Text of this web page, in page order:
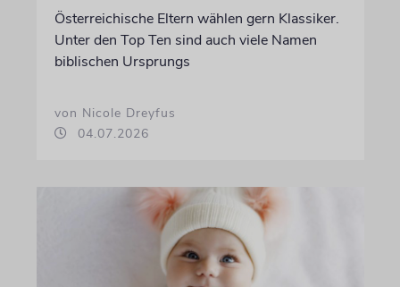
Österreichische Eltern wählen gern Klassiker.
Unter den Top Ten sind auch viele Namen
biblischen Ursprungs
von Nicole Dreyfus
04.07.2026